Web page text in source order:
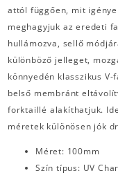
attól függően, mit
meghagyjuk az eredeti
hullámozva, sellő
különböző jelleget,
könnyedén klasszikus
belső membránt
forktaillé alakíthatjuk.
méretek különösen jók
Méret: 100mm
Szín típus: UV